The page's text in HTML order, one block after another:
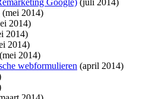
Google) (juli 2014)
(mei 2014)
2014)
2014)
2014)
(mei 2014)
webformulieren (april 2014)